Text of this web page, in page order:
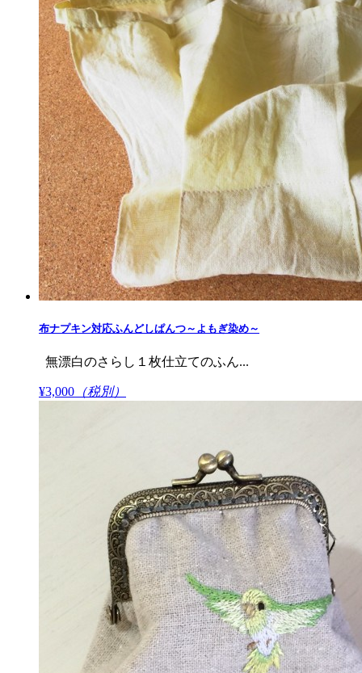
布ナプキン対応ふんどしぱんつ～よもぎ染め​～
無漂白のさらし１枚仕立てのふん...
¥3,000 （税別）